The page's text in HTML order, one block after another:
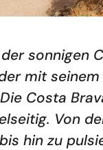
sonnigen
mit
Costa
Von
hin zu